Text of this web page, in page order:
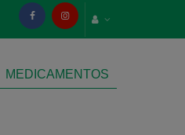
MEDICAMENTOS